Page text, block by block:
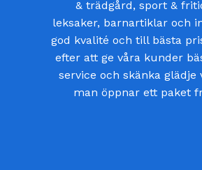
& trädgård, sport &
leksaker, barnartiklar och
god kvalité och till bästa
efter att ge våra kunder
service och skänka glädje
man öppnar ett paket